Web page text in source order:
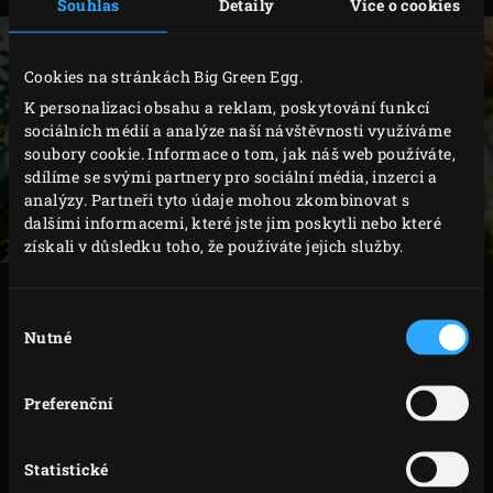
Souhlas Detaily Více o cookies
Cookies na stránkách Big Green Egg.
K personalizaci obsahu a reklam, poskytování funkcí
sociálních médií a analýze naší návštěvnosti využíváme
soubory cookie. Informace o tom, jak náš web používáte,
sdílíme se svými partnery pro sociální média, inzerci a
analýzy. Partneři tyto údaje mohou zkombinovat s
dalšími informacemi, které jste jim poskytli nebo které
získali v důsledku toho, že používáte jejich služby.
souhlasu
Nutné
Preferenční
Statistické
Plátky cibule, cukety, královské hlívy a brokolice
Bimi potřete olivovým olejem. Tuto zeleninu a
papriky položte na gril a zavřete víko EGG. Zeleninu
grilujte asi 3 minuty. Nakrájenou zeleninu otočte o
čtvrt otáčky, otočte brokolici Bimi, papriky otočte o